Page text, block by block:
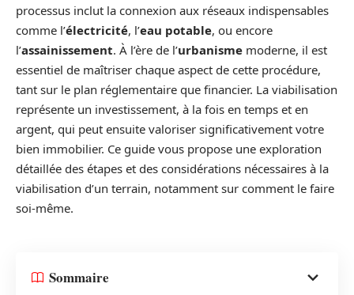
processus inclut la connexion aux réseaux indispensables
comme l’électricité, l’eau potable, ou encore
l’assainissement. À l’ère de l’urbanisme moderne, il est
essentiel de maîtriser chaque aspect de cette procédure,
tant sur le plan réglementaire que financier. La viabilisation
représente un investissement, à la fois en temps et en
argent, qui peut ensuite valoriser significativement votre
bien immobilier. Ce guide vous propose une exploration
détaillée des étapes et des considérations nécessaires à la
viabilisation d’un terrain, notamment sur comment le faire
soi-même.
Sommaire